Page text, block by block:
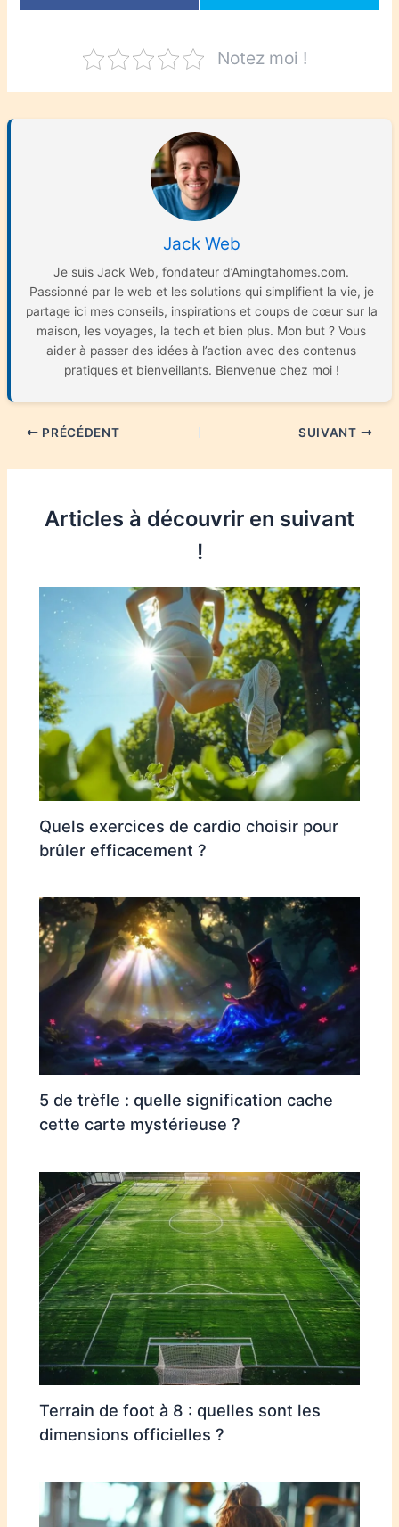
Notez moi !
Jack Web
Je suis Jack Web, fondateur d’Amingtahomes.com.
Passionné par le web et les solutions qui simplifient la vie, je
partage ici mes conseils, inspirations et coups de cœur sur la
maison, les voyages, la tech et bien plus. Mon but ? Vous
aider à passer des idées à l’action avec des contenus
pratiques et bienveillants. Bienvenue chez moi !
PRÉCÉDENT SUIVANT
Articles à découvrir en suivant
!
Quels exercices de cardio choisir pour
brûler efficacement ?
5 de trèfle : quelle signification cache
cette carte mystérieuse ?
Terrain de foot à 8 : quelles sont les
dimensions officielles ?